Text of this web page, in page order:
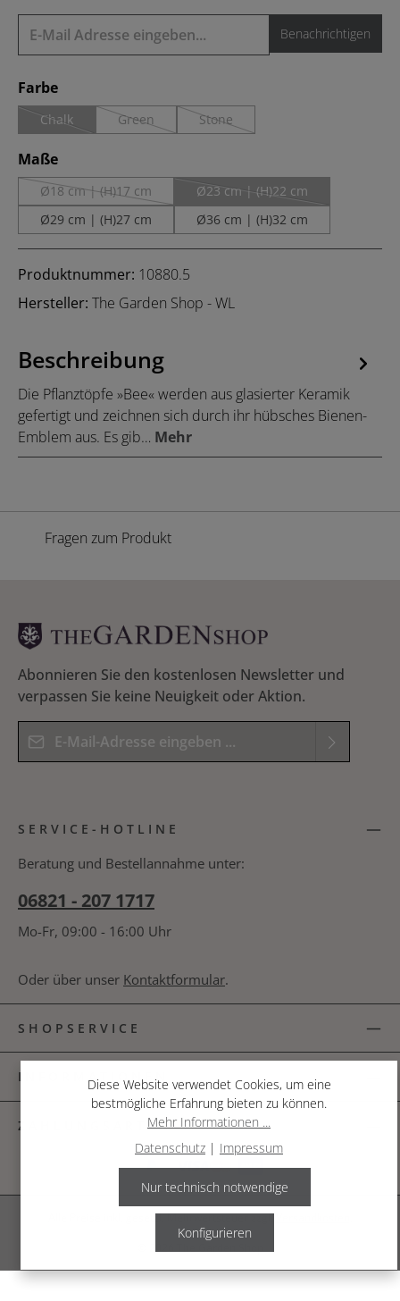
Benachrichtigen
Farbeauswählen
Chalk
(Diese Option ist zurzeit nicht verfügbar.)
Green
(Diese Option ist zurzeit nicht verfügbar.)
Stone
(Diese Option ist zurzeit nicht
Maßeauswählen
Ø18 cm | (H)17 cm
(Diese Option ist zurzeit nicht verfügbar.)
Ø23 cm | (H)22 cm
(Diese Option ist zurzeit
Ø29 cm | (H)27 cm Ø36 cm | (H)32 cm
Produktnummer: 10880.5
Hersteller: The Garden Shop - WL
Beschreibung
Die Pflanztöpfe »Bee« werden aus glasierter Keramik
gefertigt und zeichnen sich durch ihr hübsches Bienen-
Emblem aus. Es gib… Mehr
Fragen zum Produkt
Abonnieren Sie den kostenlosen Newsletter und
verpassen Sie keine Neuigkeit oder Aktion.
E-Mail-Adresse*
Kenntnis genommen und die
Bitte geben Sie das Ergebnis der Gleichung in das
SERVICE-HOTLINE
Beratung und Bestellannahme unter:
06821 - 207 1717
Mo-Fr, 09:00 - 16:00 Uhr
Oder über unser Kontaktformular.
SHOPSERVICE
INFORMATIONEN
ZAHLUNGSARTEN
Alle Preise inkl. gesetzl. Mehrwertsteuer zzgl.
Diese Website verwendet Cookies, um eine
bestmögliche Erfahrung bieten zu können.
Mehr Informationen ...
Datenschutz | Impressum
Nur technisch notwendige
Konfigurieren